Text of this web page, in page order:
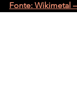
Fonte: Wikimetal